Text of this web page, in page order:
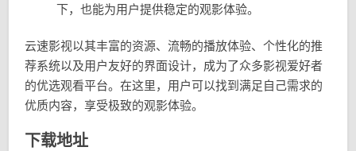
下，也能为用户提供稳定的观影体验。
云速影视以其丰富的资源、流畅的播放体验、个性化的推
荐系统以及用户友好的界面设计，成为了众多影视爱好者
的优选观看平台。在这里，用户可以找到满足自己需求的
优质内容，享受极致的观影体验。
下载地址